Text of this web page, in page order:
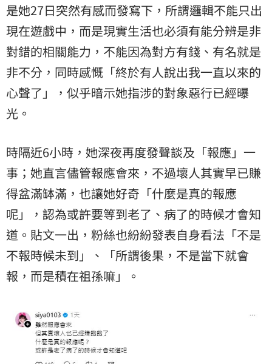
是她27日突然有感而發寫下，所謂邏輯不能只出
現在遊戲中，而是現實生活也必須有能分辨是非
對錯的相關能力，不能因為對方有錢、有名就是
非不分，同時感慨「終於有人說出我一直以來的
心聲了」，似乎暗示她指涉的對象惡行已經曝
光。
時隔近6小時，她深夜再度發聲談及「報應」一
事；她直言儘管報應會來，不過壞人其實早已賺
得盆滿缽滿，也讓她好奇「什麼是真的報應
呢」，認為或許要等到老了、病了的時候才會知
道。貼文一出，粉絲也紛紛發表自身看法「不是
不報時候未到」、「所謂後果，不是當下就會
報，而是積在祖孫嘛」。